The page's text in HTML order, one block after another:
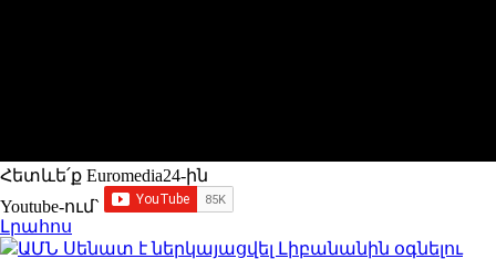
Հետևե՛ք Euromedia24-ին
Youtube-ում`
Լրահոս
ԱՄՆ Սենատ է ներկայացվել Լիբանանին օգնելու